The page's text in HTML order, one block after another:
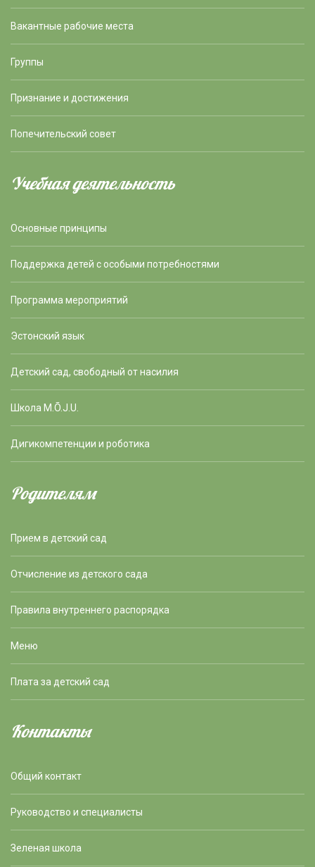
Вакантные рабочие места
Группы
Признание и достижения
Попечительский совет
Учебная деятельность
Основные принципы
Поддержка детей с особыми потребностями
Программа мероприятий
Эстонский язык
Детский сад, свободный от насилия
Школа M.Õ.J.U.
Дигикомпетенции и роботика
Родителям
Прием в детский сад
Отчисление из детского сада
Правила внутреннего распорядка
Меню
Плата за детский сад
Контакты
Общий контакт
Руководство и специалисты
Зеленая школа